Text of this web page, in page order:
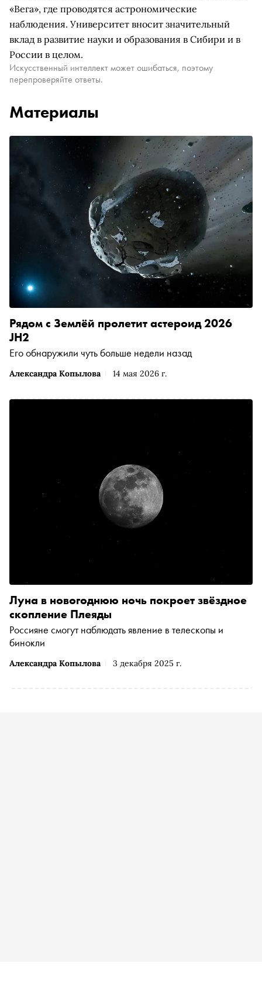
«Вега», где проводятся астрономические
наблюдения. Университет вносит значительный
вклад в развитие науки и образования в Сибири и в
России в целом.
Искусственный интеллект может ошибаться, поэтому
перепроверяйте ответы.
Материалы
Александра Копылова 14 мая 2026 г.
Рядом с Землёй пролетит астероид 2026
JH2
Его обнаружили чуть больше недели назад
Александра Копылова 3 декабря 2025 г.
Луна в новогоднюю ночь покроет звёздное
скопление Плеяды
Россияне смогут наблюдать явление в телескопы и
бинокли